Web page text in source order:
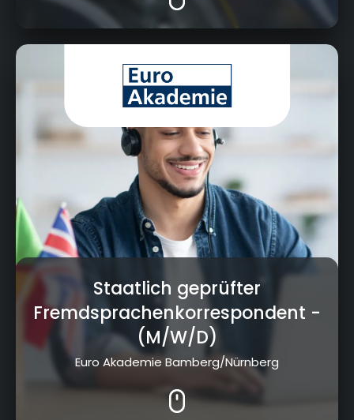
Ludwigstraße 25, 96050 Bamberg
Staatlich geprüfter
Fremdsprachenkorrespondent -
(M/W/D)
Euro Akademie Bamberg/Nürnberg